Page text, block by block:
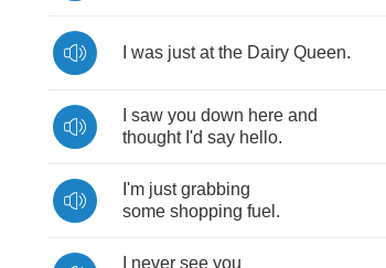
was just at the Dairy Queen.
saw you down here and
thought I'd say hello.
I'm just grabbing
some shopping fuel .
never see you